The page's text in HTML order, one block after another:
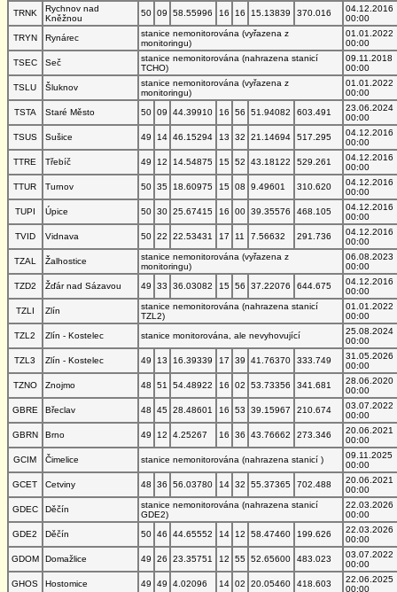
TRNK
Rychnov nad
Kněžnou
50 09 58.55996 16 16 15.13839 370.016
04.12.2016
00:00
TRYN
Rynárec
stanice nemonitorována (vyřazena z
monitoringu)
01.01.2022
00:00
TSEC
Seč
stanice nemonitorována (nahrazena stanicí
TCHO)
09.11.2018
00:00
TSLU
Šluknov
stanice nemonitorována (vyřazena z
monitoringu)
01.01.2022
00:00
TSTA
Staré Město 50 09 44.39910 16 56 51.94082 603.491
23.06.2024
00:00
TSUS
Sušice 49 14 46.15294 13 32 21.14694 517.295
04.12.2016
00:00
TTRE
Třebíč 49 12 14.54875 15 52 43.18122 529.261
04.12.2016
00:00
TTUR
Turnov 50 35 18.60975 15 08 9.49601 310.620
04.12.2016
00:00
TUPI
Úpice 50 30 25.67415 16 00 39.35576 468.105
04.12.2016
00:00
TVID
Vidnava 50 22 22.53431 17 11 7.56632 291.736
04.12.2016
00:00
TZAL
Žalhostice
stanice nemonitorována (vyřazena z
monitoringu)
06.08.2023
00:00
TZD2
Žďár nad Sázavou 49 33 36.03082 15 56 37.22076 644.675
04.12.2016
00:00
TZLI
Zlín
stanice nemonitorována (nahrazena stanicí
TZL2)
01.01.2022
00:00
TZL2
Zlín - Kostelec stanice monitorována, ale nevyhovující
25.08.2024
00:00
TZL3
Zlín - Kostelec 49 13 16.39339 17 39 41.76370 333.749
31.05.2026
00:00
TZNO
Znojmo 48 51 54.48922 16 02 53.73356 341.681
28.06.2020
00:00
GBRE
Břeclav 48 45 28.48601 16 53 39.15967 210.674
03.07.2022
00:00
GBRN
Brno 49 12 4.25267 16 36 43.76662 273.346
20.06.2021
00:00
GCIM
Čimelice stanice nemonitorována (nahrazena stanicí )
09.11.2025
00:00
GCET
Cetviny 48 36 56.03780 14 32 55.37365 702.488
20.06.2021
00:00
GDEC
Děčín
stanice nemonitorována (nahrazena stanicí
GDE2)
22.03.2026
00:00
GDE2
Děčín 50 46 44.65552 14 12 58.47460 199.626
22.03.2026
00:00
GDOM
Domažlice 49 26 23.35751 12 55 52.65600 483.023
03.07.2022
00:00
GHOS
Hostomice 49 49 4.02096 14 02 20.05460 418.603
22.06.2025
00:00